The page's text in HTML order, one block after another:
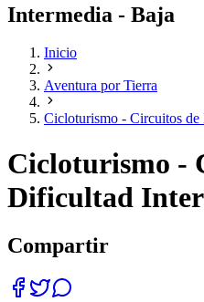
Intermedia - Baja
Inicio
Aventura por Tierra
Cicloturismo - Circuitos
Cicloturismo -
Dificultad
Compartir